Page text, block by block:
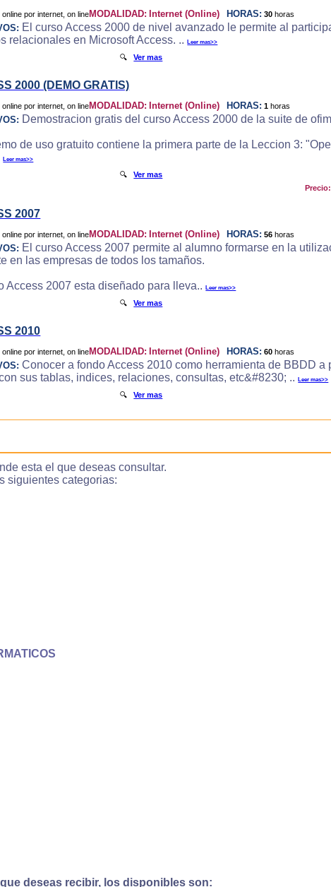
MODALIDAD: Internet (Online) HORAS: 30 horas
El curso Access 2000 de nivel avanzado le permite al
relacionales en Microsoft Access. ..Leer mas>>
🔍Ver mas
2000 (DEMO GRATIS)
MODALIDAD: Internet (Online) HORAS: 1 horas
Demostracion gratis del curso Access 2000 de la suite de
de uso gratuito contiene la primera parte de la Leccion 3:
Leer mas>>
🔍Ver mas
2007
MODALIDAD: Internet (Online) HORAS: 56 horas
El curso Access 2007 permite al alumno formarse en la
en las empresas de todos los tamaños.
Access 2007 esta diseñado para lleva..Leer mas>>
🔍Ver mas
2010
MODALIDAD: Internet (Online) HORAS: 60 horas
Conocer a fondo Access 2010 como herramienta de BBDD
sus tablas, indices, relaciones, consultas, etc&#8230; ..Leer mas>>
🔍Ver mas
esta el que deseas consultar.
categorias:
deseas recibir, los disponibles son: